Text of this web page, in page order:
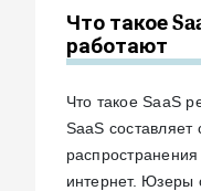
Что такое
работают
Что такое SaaS
SaaS составляет
интернет. Юзеры